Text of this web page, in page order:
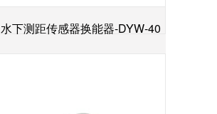
水下测距传感器换能器-DYW-40